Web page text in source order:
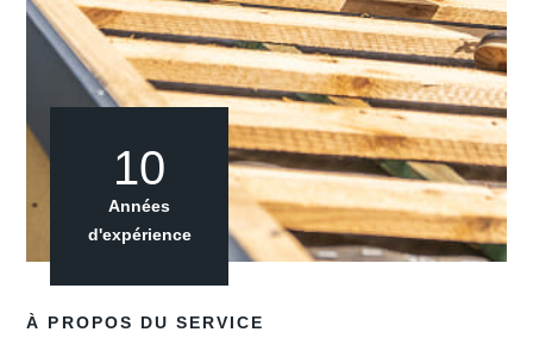
À PROPOS DU SERVICE
10
Années
d'expérience